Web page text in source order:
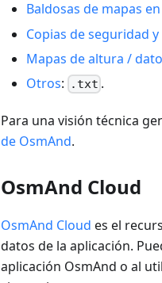
Baldosas de mapas
Copias de seguridad
Mapas de altura /
Otros: .txt .
Para una visión técnica
de OsmAnd.
OsmAnd Cloud
OsmAnd Cloud es el
datos de la aplicación.
aplicación OsmAnd o al